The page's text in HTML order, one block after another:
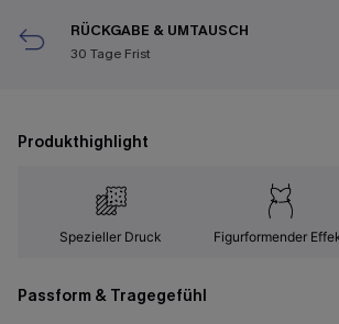
RÜCKGABE & UMTAUSCH
30 Tage Frist
Produkthighlight
Spezieller Druck Figurformender
Passform & Tragegefühl